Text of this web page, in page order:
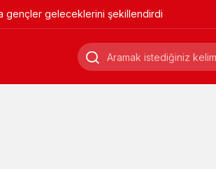
gençler geleceklerini şekillendirdi